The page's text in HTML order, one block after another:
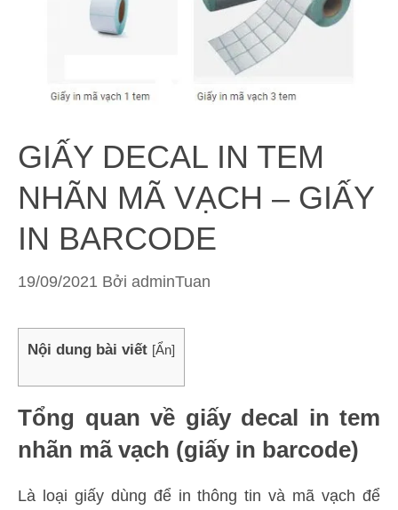
GIẤY DECAL IN TEM
NHÃN MÃ VẠCH – GIẤY
IN BARCODE
19/09/2021 Bởi adminTuan
Nội dung bài viết [Ẩn]
Tổng quan về giấy decal in tem
nhãn mã vạch (giấy in barcode)
Là loại giấy dùng để in thông tin và mã vạch để